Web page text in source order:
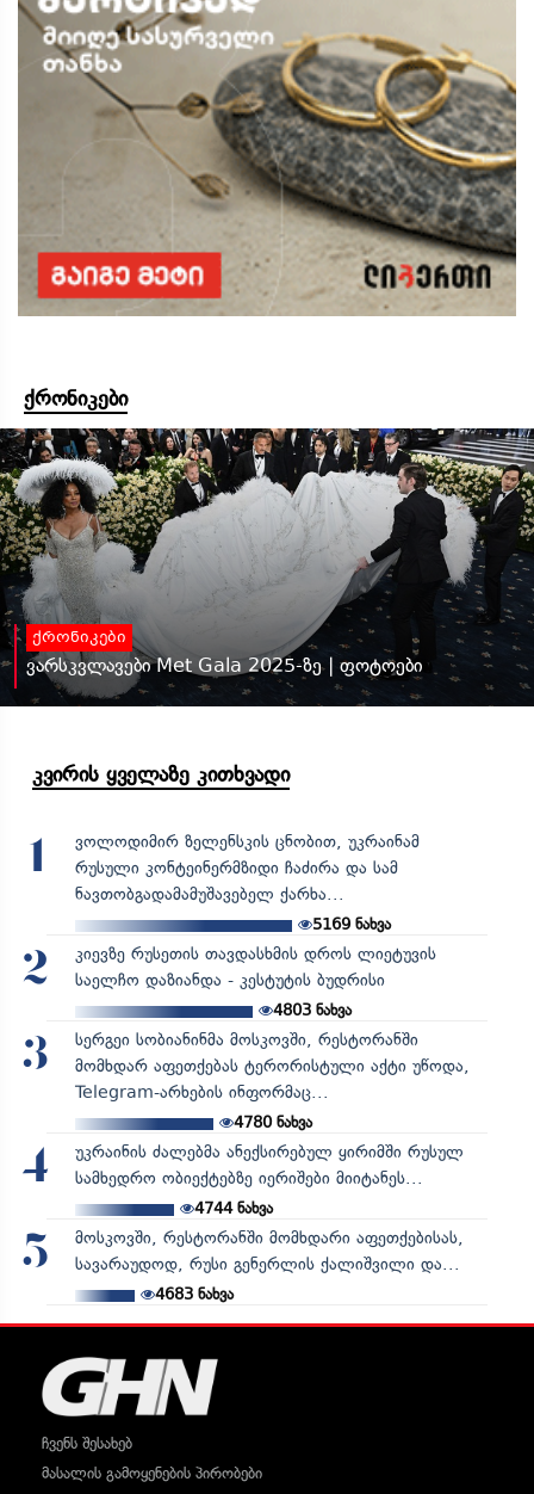
ქრონიკები
ქრონიკები
ვარსკვლავები Met Gala 2025-ზე | ფოტოები
კვირის ყველაზე კითხვადი
1
ვოლოდიმირ ზელენსკის ცნობით, უკრაინამ
რუსული კონტეინერმზიდი ჩაძირა და სამ
ნავთობგადამამუშავებელ ქარხა...
5169 ნახვა
2
კიევზე რუსეთის თავდასხმის დროს ლიეტუვის
საელჩო დაზიანდა - კესტუტის ბუდრისი
4803ნახვა
3
სერგეი სობიანინმა მოსკოვში, რესტორანში
მომხდარ აფეთქებას ტერორისტული აქტი უწოდა,
Telegram-არხების ინფორმაც...
4780ნახვა
4
უკრაინის ძალებმა ანექსირებულ ყირიმში რუსულ
სამხედრო ობიექტებზე იერიშები მიიტანეს...
4744ნახვა
5
მოსკოვში, რესტორანში მომხდარი აფეთქებისას,
სავარაუდოდ, რუსი გენერლის ქალიშვილი და...
4683ნახვა
ჩვენს შესახებ
მასალის გამოყენების პირობები